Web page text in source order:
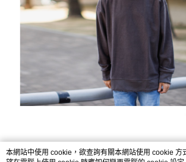
本網站中使用 cookie，欲查詢有關本網站使用 cookie 方